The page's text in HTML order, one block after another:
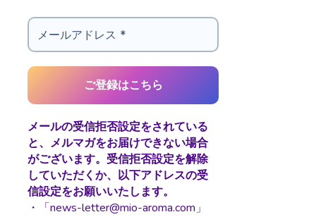
メールの受信拒否設定をされている
と、メルマガをお届けできない場合
がございます。受信拒否設定を解除
していただくか、以下アドレスの受
信設定をお願いいたします。
・「news-letter@mio-aroma.com」